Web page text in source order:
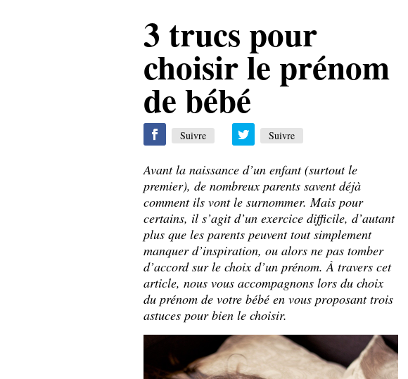
3 trucs pour
choisir le prénom
de bébé
Suivre Suivre
Avant la naissance d’un enfant (surtout le
premier), de nombreux parents savent déjà
comment ils vont le surnommer. Mais pour
certains, il s’agit d’un exercice difficile, d’autant
plus que les parents peuvent tout simplement
manquer d’inspiration, ou alors ne pas tomber
d’accord sur le choix d’un prénom. À travers cet
article, nous vous accompagnons lors du choix
du prénom de votre bébé en vous proposant trois
astuces pour bien le choisir.